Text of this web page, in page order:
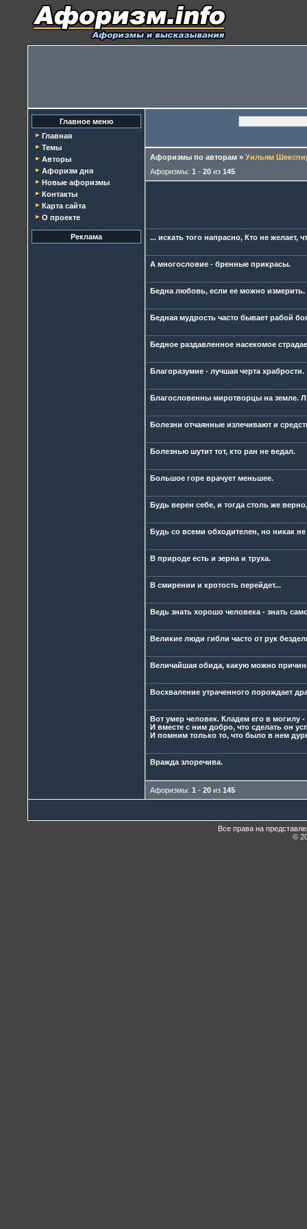
Главное меню
Главная
Темы
Авторы
Афоризм дня
Новые афоризмы
Контакты
Карта сайта
О проекте
Реклама
Афоризмы по авторам » Уильям
Афоризмы: 1 - 20 из 145
... искать того напрасно, Кто не желает,
А многословие - бренные прикрасы.
Бедна любовь, если ее можно измерить.
Бедная мудрость часто бывает рабой
Бедное раздавленное насекомое
Благоразумие - лучшая черта храбрости.
Благословенны миротворцы на земле.
Болезни отчаянные излечивают и
Болезнью шутит тот, кто ран не ведал.
Большое горе врачует меньшее.
Будь верен себе, и тогда столь же
Будь со всеми обходителен, но никак не
В природе есть и зерна и труха.
В смирении и кротость перейдет...
Ведь знать хорошо человека - знать
Великие люди гибли часто от рук
Величайшая обида, какую можно
Восхваление утраченного порождает
Вот умер человек. Кладем его в могилу -
И вместе с ним добро, что сделать он
И помним только то, что было в нем
Вражда злоречива.
Афоризмы: 1 - 20 из 145
Все права на
©